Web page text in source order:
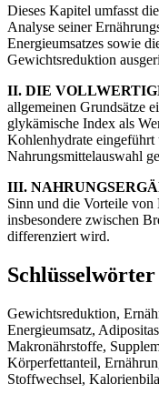
Dieses Kapitel umfasst
Analyse seiner
Energieumsatzes sowie
Gewichtsreduktion
II. DIE
allgemeinen Grundsätze
glykämische Index als
Kohlenhydrate eingeführt
Nahrungsmittelauswahl
III.
Sinn und die Vorteile von
insbesondere zwischen
differenziert wird.
Schlüsselwörter
Gewichtsreduktion,
Energieumsatz,
Makronährstoffe,
Körperfettanteil,
Stoffwechsel,